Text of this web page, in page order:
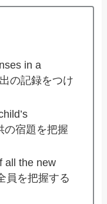
in a
の記録をつけ
の宿題を把握
all the new
員を把握する